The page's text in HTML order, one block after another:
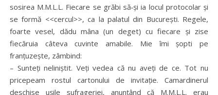
sosirea M.M.L.L. Fiecare se grăbi să‑și ia locul protocolar și
se formă <<cercul>>, ca la palatul din București. Regele,
foarte vesel, dădu mâna (un deget) cu fiecare și zise
fiecăruia câteva cuvinte amabile. Mie îmi șopti pe
franțuzește, zâmbind:
– Sunteți neliniștit. Veți vedea că nu aveți de ce. Tot nu
pricepeam rostul cartonului de invitație. Camardinerul
deschise ușile sufrageriei, anunțând că M.M.L.L. erau